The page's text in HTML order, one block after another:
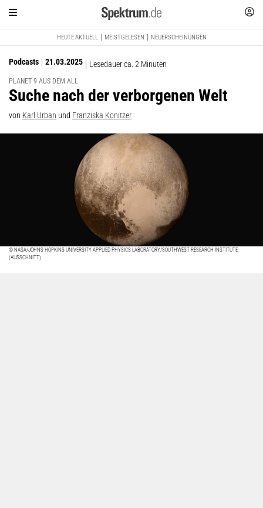
HEUTE AKTUELL MEISTGELESEN NEUERSCHEINUNGEN
Podcasts 21.03.2025 Lesedauer ca. 2 Minuten
PLANET 9 AUS DEM ALL
:
Suche nach der verborgenen Welt
von Karl Urban und Franziska Konitzer
© NASA/JOHNS HOPKINS UNIVERSITY APPLIED PHYSICS LABORATORY/SOUTHWEST RESEARCH INSTITUTE
(AUSSCHNITT)